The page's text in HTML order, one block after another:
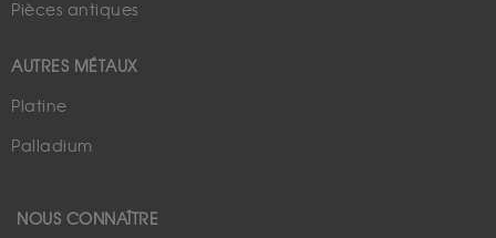
Pièces antiques
AUTRES MÉTAUX
Platine
Palladium
NOUS CONNAÎTRE